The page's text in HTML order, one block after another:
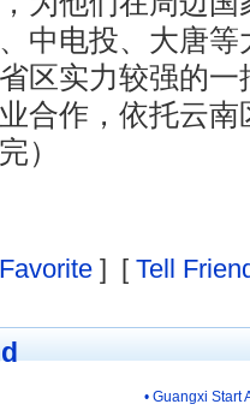
中电投、大唐
区实力较强的
合作，依托云
）
Favorite ] [ Tell
• Guangxi Start